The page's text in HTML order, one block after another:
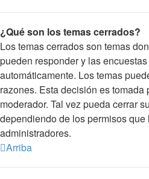
¿Qué son los temas cerrados?
Los temas cerrados son temas
pueden responder y las
automáticamente. Los temas
razones. Esta decisión es
moderador. Tal vez pueda cerrar
dependiendo de los permisos
administradores.
Arriba